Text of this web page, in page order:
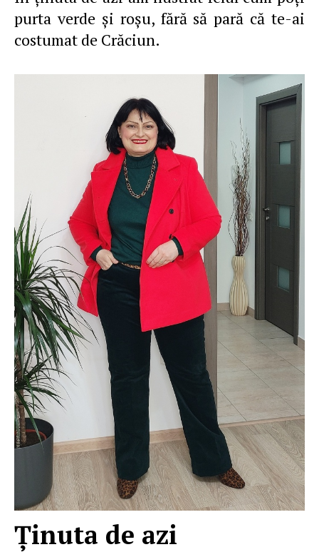
purta verde şi roşu, fără să pară că te-ai
costumat de Crăciun.
Ţinuta de azi